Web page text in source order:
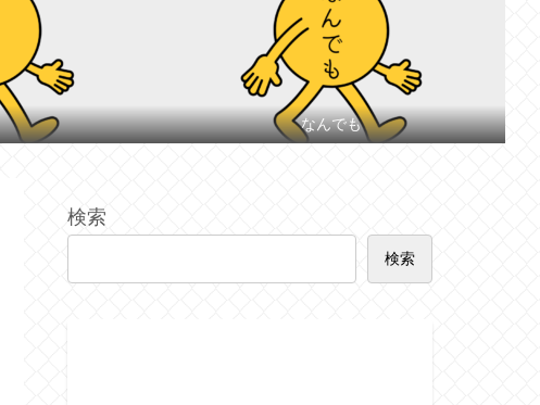
なんでも
検索
検索